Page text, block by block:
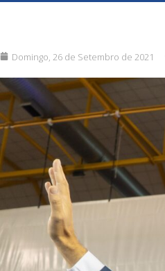
Domingo, 26 de Setembro de 2021